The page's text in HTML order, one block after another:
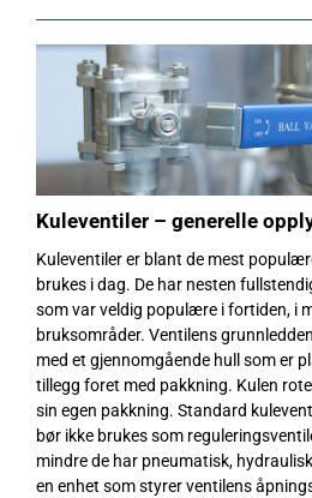
Kuleventiler – generelle
Kuleventiler er blant de mest
brukes i dag. De har nesten
som var veldig populære i fortiden, i
bruksområder. Ventilens
med et gjennomgående hull som er
tillegg foret med pakkning. Kulen
sin egen pakkning. Standard
bør ikke brukes som
mindre de har pneumatisk,
en enhet som styrer ventilens